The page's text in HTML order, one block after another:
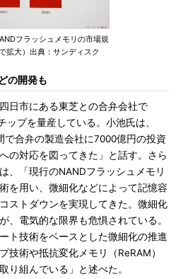
フラッシュメモリの市場規
拡大）出典：サンディスク
の開発も
日市にある東芝との合弁会社で
ップを量産している。小池氏は、
で合弁の製造会社に7000億円の投資
の対応を図ってきた」と話す。さら
、「現行のNANDフラッシュメモリ
を用い、微細化などによって記憶容
ストダウンを実現してきた。微細化
、電気的な限界も危惧されている。
ト技術をベースとした微細化の推進
技術や抵抗変化メモリ（ReRAM）
り組んでいる」と述べた。